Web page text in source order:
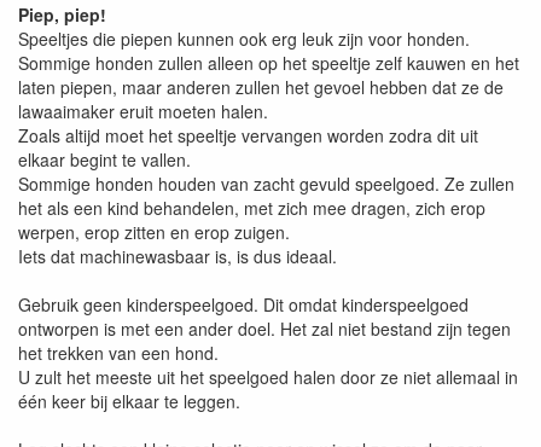
Piep, piep!
Speeltjes die piepen kunnen ook erg leuk zijn voor honden.
Sommige honden zullen alleen op het speeltje zelf kauwen en het
laten piepen, maar anderen zullen het gevoel hebben dat ze de
lawaaimaker eruit moeten halen.
Zoals altijd moet het speeltje vervangen worden zodra dit uit
elkaar begint te vallen.
Sommige honden houden van zacht gevuld speelgoed. Ze zullen
het als een kind behandelen, met zich mee dragen, zich erop
werpen, erop zitten en erop zuigen.
Iets dat machinewasbaar is, is dus ideaal.
Gebruik geen kinderspeelgoed. Dit omdat kinderspeelgoed
ontworpen is met een ander doel. Het zal niet bestand zijn tegen
het trekken van een hond.
U zult het meeste uit het speelgoed halen door ze niet allemaal in
één keer bij elkaar te leggen.